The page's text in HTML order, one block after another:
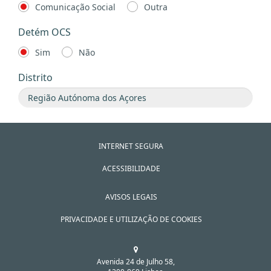
Comunicação Social Outra
Detém OCS
Sim Não
Distrito
INTERNET SEGURA
ACESSIBILIDADE
AVISOS LEGAIS
PRIVACIDADE E UTILIZAÇÃO DE COOKIES
Avenida 24 de Julho 58,